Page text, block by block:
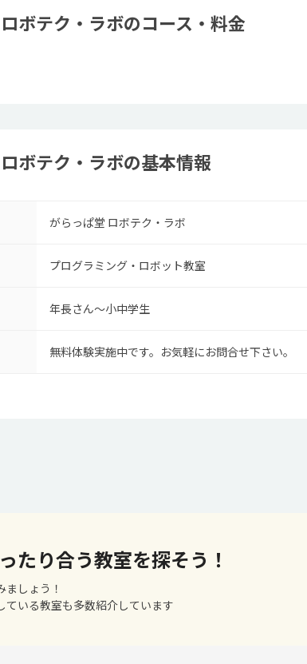
ボテク・ラボのコース・料金
ボテク・ラボの基本情報
がらっぱ堂 ロボテク・ラボ
プログラミング・ロボット教室
年長さん～小中学生
無料体験実施中です。お気軽にお問合せ下さい。
たり合う教室を探そう！
しょう！
ている教室も多数紹介しています